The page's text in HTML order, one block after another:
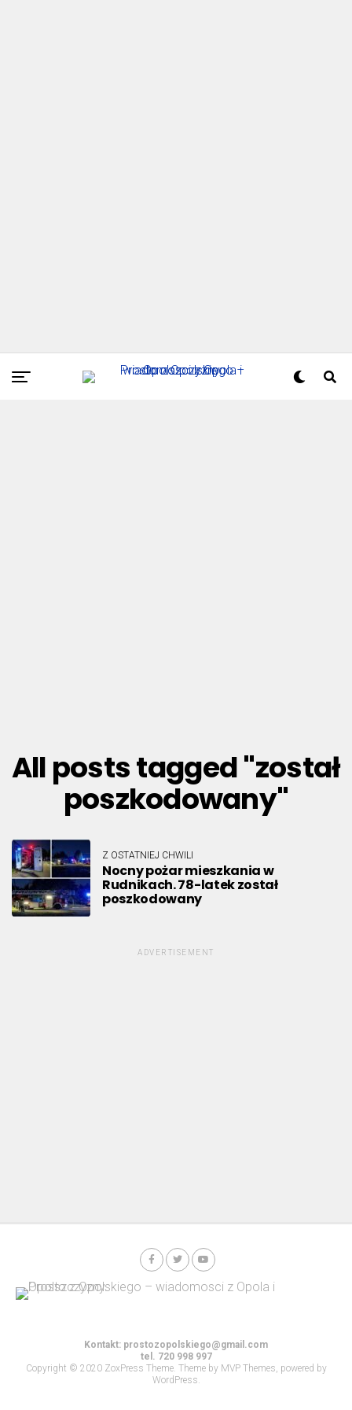
All posts tagged "został
poszkodowany"
Z OSTATNIEJ CHWILI
Nocny pożar mieszkania w
Rudnikach. 78-latek został
poszkodowany
ADVERTISEMENT
Kontakt: prostozopolskiego@gmail.com
tel. 720 998 997
Copyright © 2020 ZoxPress Theme. Theme by MVP Themes, powered by
WordPress.